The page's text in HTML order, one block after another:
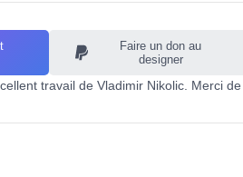
Faire un don au
designer
travail de Vladimir Nikolic. Merci